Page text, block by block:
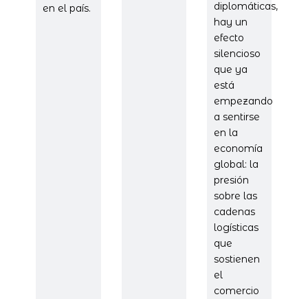
en el país.
diplomáticas,
hay un
efecto
silencioso
que ya
está
empezando
a sentirse
en la
economía
global: la
presión
sobre las
cadenas
logísticas
que
sostienen
el
comercio